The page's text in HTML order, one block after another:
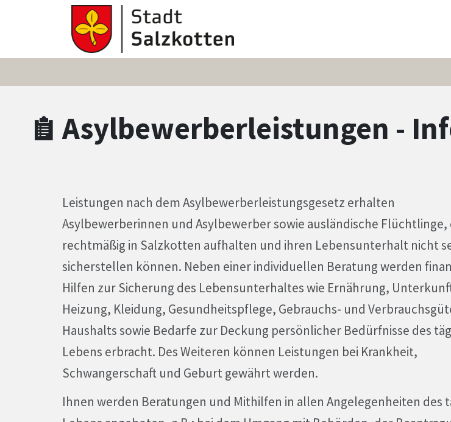
Zum Header
Zum Hauptinhalt
Zum Footer
Zum Hauptinhalt springen
Asylbewerberleistungen -
Leistungen nach dem Asylbewerberleistungsgesetz erhalten
Asylbewerberinnen und Asylbewerber sowie ausländische Flüchtlinge,
rechtmäßig in Salzkotten aufhalten und ihren Lebensunterhalt nicht
sicherstellen können. Neben einer individuellen Beratung werden
Hilfen zur Sicherung des Lebensunterhaltes wie Ernährung,
Heizung, Kleidung, Gesundheitspflege, Gebrauchs- und
Haushalts sowie Bedarfe zur Deckung persönlicher Bedürfnisse des
Lebens erbracht. Des Weiteren können Leistungen bei Krankheit,
Schwangerschaft und Geburt gewährt werden.
Ihnen werden Beratungen und Mithilfen in allen Angelegenheiten des